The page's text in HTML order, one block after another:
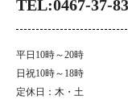
TEL:0467-37-
平日10時～20時
日祝10時～18時
定休日：木・土